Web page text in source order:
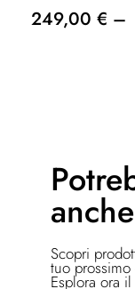
249,00 € –
anche
Scopri
tuo
Esplora ora